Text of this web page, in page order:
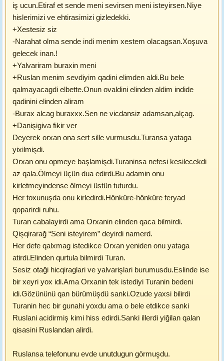
iş ucun.Etiraf et sende meni sevirsen meni isteyirsen.Niye
hislerimizi ve ehtirasimizi gizledekki.
+Xestesiz siz
-Narahat olma sende indi menim xestem olacagsan.Xoşuva
gelecek inan.!
+Yalvariram buraxin meni
+Ruslan menim sevdiyim qadini elimden aldi.Bu bele
qalmayacagdi elbette.Onun ovaldini elinden aldim indide
qadinini elinden aliram
-Burax alcag buraxxx.Sen ne vicdansiz adamsan,alçag.
+Danişigiva fikir ver
Deyerek orxan ona sert sille vurmusdu.Turansa yataga
yixilmişdi.
Orxan onu opmeye başlamişdi.Turaninsa nefesi kesilecekdi
az qala.Ölmeyi üçün dua edirdi.Bu adamin onu
kirletmeyindense ölmeyi üstün tuturdu.
Her toxunuşda onu kirledirdi.Hönküre-hönküre feryad
qoparirdi ruhu.
Turan cabalayirdi ama Orxanin elinden qaca bilmirdi.
Qişqirarağ “Seni isteyirem” deyirdi namerd.
Her defe qalxmag istedikce Orxan yeniden onu yataga
atirdi.Elinden qurtula bilmirdi Turan.
Sesiz otaği hicqiraglari ve yalvarişlari burumusdu.Eslinde ise
bir xeyri yox idi.Ama Orxanin tek istediyi Turanin bedeni
idi.Gözününü qan bürümüşdü sanki.Ozude yaxsi bilirdi
Turanin hec bir gunahi yoxdu ama o bele etdikce sanki
Ruslani acidirmiş kimi hiss edirdi.Sanki illerdi yiğilan qalan
qisasini Ruslandan alirdi.
Ruslansa telefonunu evde unutdugun görmuşdu.